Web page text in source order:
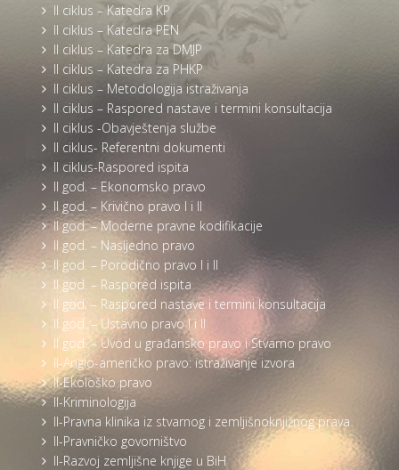
II ciklus – Katedra KP
II ciklus – Katedra PEN
II ciklus – Katedra za DMJP
II ciklus – Katedra za PHKP
II ciklus – Metodologija istraživanja
II ciklus – Raspored nastave i termini konsultacija
II ciklus -Obavještenja službe
II ciklus- Referentni dokumenti
II ciklus-Raspored ispita
II god. – Ekonomsko pravo
II god. – Krivično pravo I i II
II god. – Moderne pravne kodifikacije
II god. – Nasljedno pravo
II god. – Porodično pravo I i II
II god. – Raspored ispita
II god. – Raspored nastave i termini konsultacija
II god. – Ustavno pravo I i II
II god. – Uvod u građansko pravo i Stvarno pravo
II-Anglo-američko pravo: istraživanje izvora
II-Ekološko pravo
II-Kriminologija
II-Pravna klinika iz stvarnog i zemljišnoknjižnog prava
II-Pravničko govorništvo
II-Razvoj zemljišne knjige u BiH